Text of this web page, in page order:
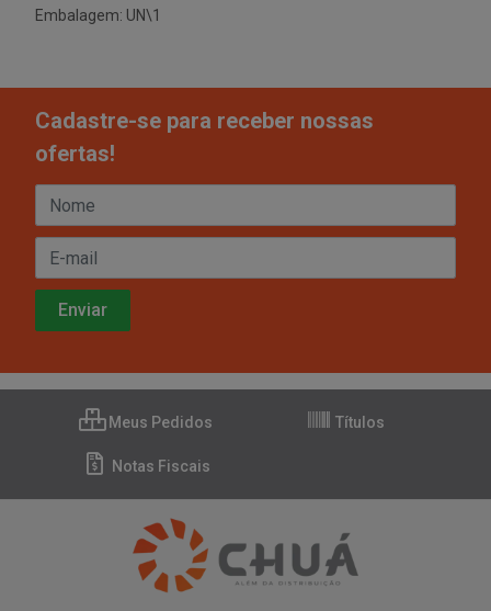
Embalagem: UN\1
Cadastre-se para receber nossas
ofertas!
Meus Pedidos Títulos
Notas Fiscais